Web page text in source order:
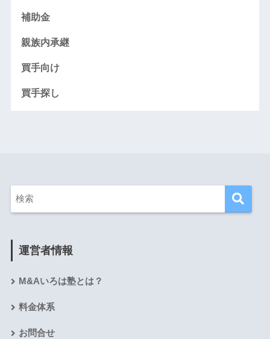
補助金
親族内承継
買手向け
買手探し
運営者情報
M&Aいろは塾とは？
料金体系
お問合せ